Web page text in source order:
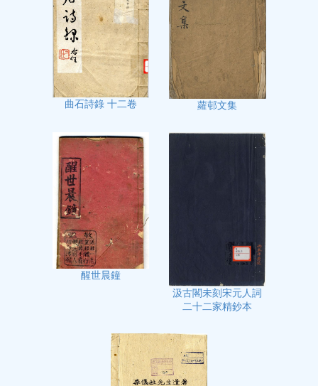
曲石詩錄 十二卷 蘿邨文集
醒世晨鐘
汲古閣未刻宋元人詞
二十二家精鈔本